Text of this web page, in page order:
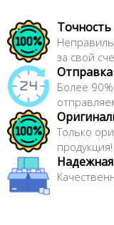
за свой
Отправка
Более
Только
продукция!